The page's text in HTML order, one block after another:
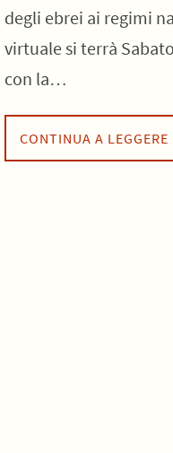
degli ebrei ai regimi
virtuale si terrà
con la…
CONTINUA A LEGGERE